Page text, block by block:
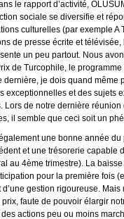
le rapport d’activité,
sociale se diversifie et
culturelles (par exemple A
de presse écrite et
un peu partout. Nous
de Turcophile, le
dernière, je dois quand même
exceptionnelles et des sujets
Lors de notre dernière
il semble que ceci soit un
une bonne année
et une trésorerie capable
au 4ème trimestre). La
pour la première fois
d’une gestion rigoureuse.
faute de pouvoir élargir
actions peu ou moins